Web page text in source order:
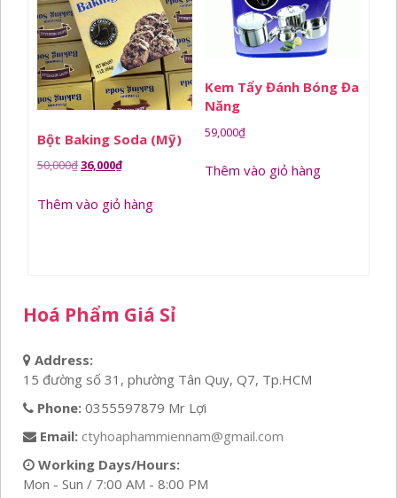
Bột Baking Soda (Mỹ)
50,000₫Giá
là:
36,000₫Giá
tại
Thêm vào giỏ hàng
Kem Tẩy Đánh Bóng Đa
Năng
59,000₫
Thêm vào giỏ hàng
Hoá Phẩm Giá Sỉ
Address:
15 đường số 31, phường Tân Quy, Q7, Tp.HCM
Phone: 0355597879 Mr Lợi
Email: ctyhoaphammiennam@gmail.com
Working Days/Hours:
Mon - Sun / 7:00 AM - 8:00 PM